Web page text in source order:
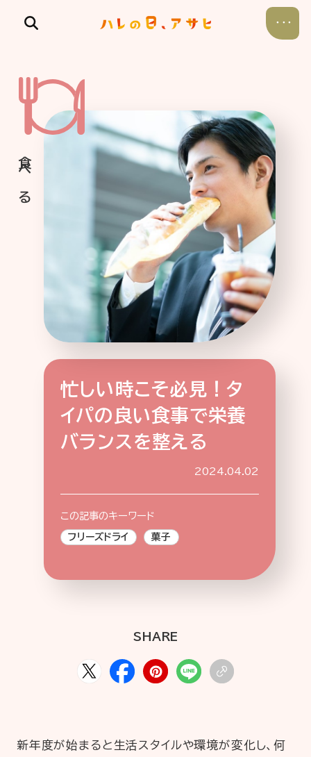
食べる
飲む
遊ぶ
考える
特集記事 連載 アサヒの人 歴史
夏のビール特集2025 ビール
お酒との付き合い方 ウイスキー
みんなで乾杯 アサヒのひと図鑑
特別なおやつ時間 エノテカ
ABOUT
忙しい時こそ必見！タ
イパの良い食事で栄養
バランスを整える
2024.04.02
この記事のキーワード
フリーズドライ 菓子
SHARE
新年度が始まると生活スタイルや環境が変化し、何